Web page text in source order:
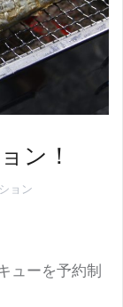
ン！
ョン
ューを予約制